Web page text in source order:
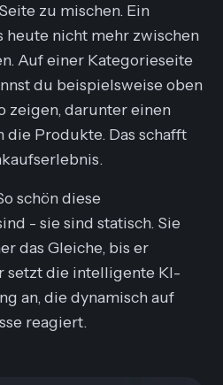
zu mischen. Ein
heute nicht mehr zwischen
Auf einer Kategorieseite
du beispielsweise oben
zeigen, darunter einen
die Produkte. Das schafft
schön diese
- sie sind statisch. Sie
das Gleiche, bis er
setzt die intelligente KI-
an, die dynamisch auf
reagiert.